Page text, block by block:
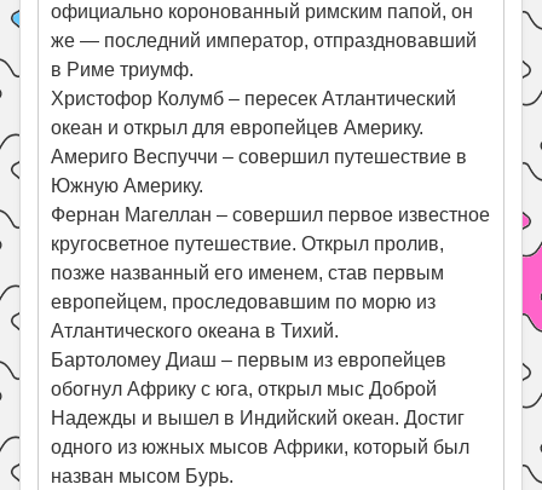
официально коронованный римским папой, он
же — последний император, отпраздновавший
в Риме триумф.
Христофор Колумб – пересек Атлантический
океан и открыл для европейцев Америку.
Америго Веспуччи – совершил путешествие в
Южную Америку.
Фернан Магеллан – совершил первое известное
кругосветное путешествие. Открыл пролив,
позже названный его именем, став первым
европейцем, проследовавшим по морю из
Атлантического океана в Тихий.
Бартоломеу Диаш – первым из европейцев
обогнул Африку с юга, открыл мыс Доброй
Надежды и вышел в Индийский океан. Достиг
одного из южных мысов Африки, который был
назван мысом Бурь.